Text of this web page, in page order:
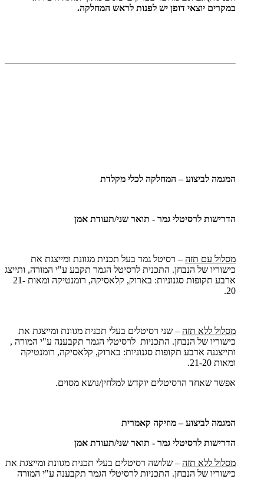
במקרים יוצאי דופן יש לפנות לראש המחלקה.
המגמה לביצוע – המחלקה לכלי מקלדת
הדרישות לרסיטלי גמר - תואר שני/תעודת אמן
מסלול עם תזה – רסיטל גמר בעל תכנית מגוונת ומייצגת את
כישוריו של הנבחן. התכנית לרסיטל הגמר תקבע ע"י המורה, ותייצג
ארבע תקופות סגנוניות: בארוק, קלאסיקה, רומנטיקה ומאות 21-
20.
מסלול ללא תזה – שני רסיטלים בעלי תכנית מגוונת ומייצגת את
כישוריו של הנבחן. התכניות לרסיטלי הגמר תקבענה ע"י המורה ,
ותייצגנה ארבע תקופות סגנוניות: בארוק, קלאסיקה, רומנטיקה
ומאות 21-20.
אפשר שאחד הרסיטלים יוקדש למלחין/נושא מסוים.
המגמה לביצוע – מוזיקה קאמרית
הדרישות לרסיטלי גמר - תואר שני/תעודת אמן
מסלול ללא תזה – שלושה רסיטלים בעלי תכנית מגוונת ומייצגת את
כישוריו של הנבחן. התכניות לרסיטלי הגמר תקבענה ע"י המורה